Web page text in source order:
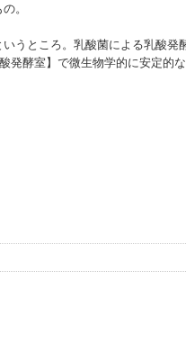
。
うところ。乳酸菌による乳酸発
発酵室】で微⽣物学的に安定的